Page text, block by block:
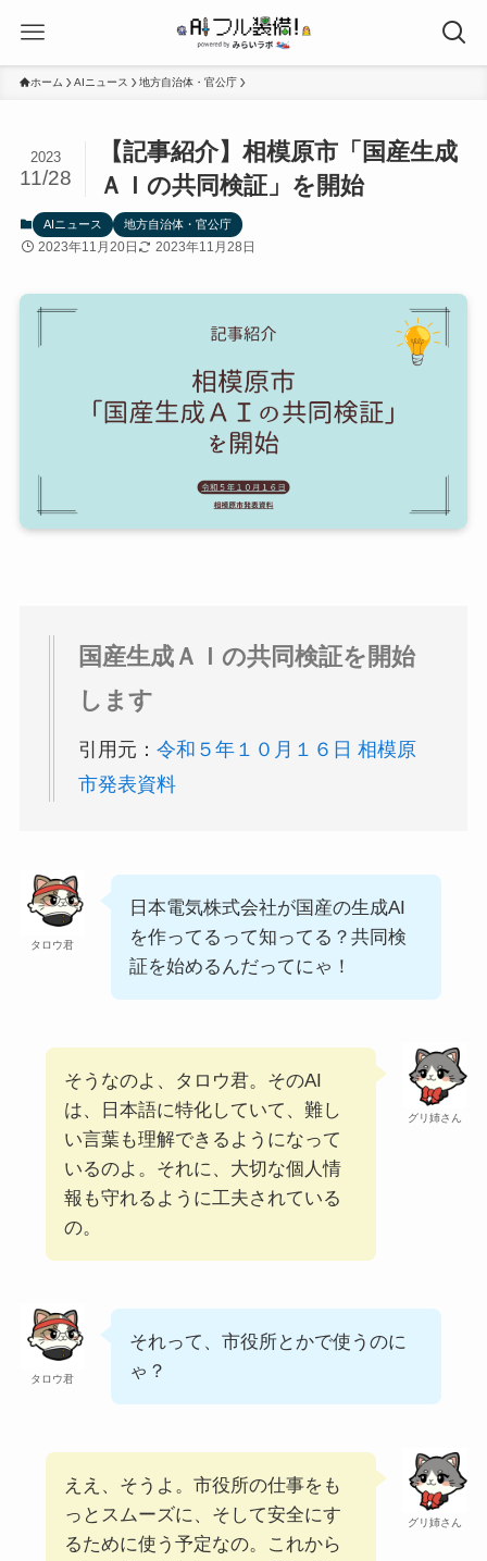
ホーム AIニュース 地方自治体・官公庁
【記事紹介】相模原市「国産生成
ＡＩの共同検証」を開始
2023
11/28
AIニュース 地方自治体・官公庁
2023年11月20日 2023年11月28日
国産生成ＡＩの共同検証を開始
します
引用元： 令和５年１０月１６日 相模原
市発表資料
タロウ君
日本電気株式会社が国産の生成AI
を作ってるって知ってる？共同検
証を始めるんだってにゃ！
グリ姉さん
そうなのよ、タロウ君。そのAI
は、日本語に特化していて、難し
い言葉も理解できるようになって
いるのよ。それに、大切な個人情
報も守れるように工夫されている
の。
タロウ君
それって、市役所とかで使うのに
ゃ？
グリ姉さん
ええ、そうよ。市役所の仕事をも
っとスムーズに、そして安全にす
るために使う予定なの。これから